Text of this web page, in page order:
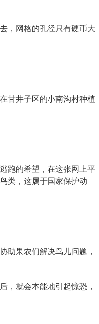
，网格的孔径只有硬币大
甘井子区的小南沟村种植
跑的希望，在这张网上平
类，这属于国家保护动
助果农们解决鸟儿问题，
，就会本能地引起惊恐，